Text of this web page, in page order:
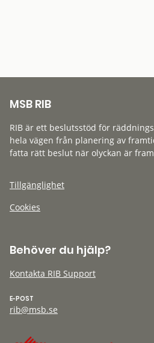
MSB RIB
RIB är ett beslutsstöd för
hela vägen från planering av
fatta rätt beslut när olyckan är
Tillgänglighet
Cookies
Behöver du hjälp?
Kontakta RIB Support
E-POST
rib@msb.se